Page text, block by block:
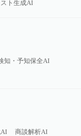
ト生成AI
知・予知保全AI
商談解析AI